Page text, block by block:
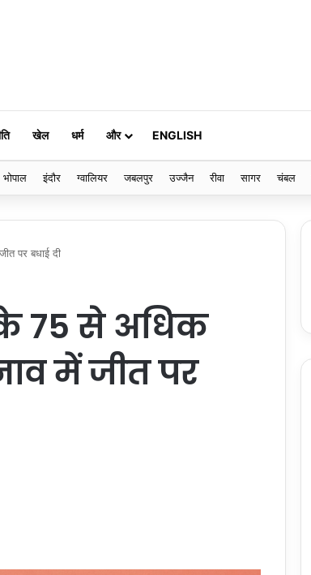
खेल धर्म और ENGLISH
भोपाल इंदौर ग्वालियर जबलपुर उज्जैन रीवा सागर चंबल
पर बधाई दी
के 75 से अधिक
में जीत पर